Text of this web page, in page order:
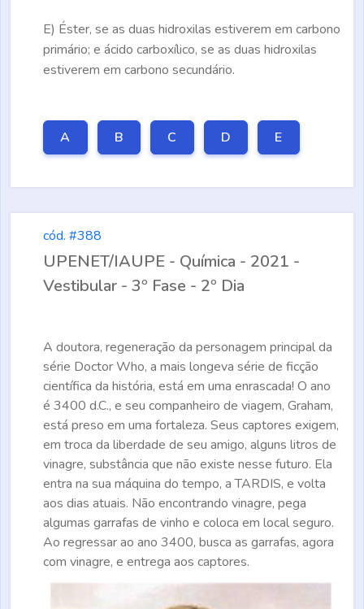
E) Éster, se as duas hidroxilas estiverem em carbono
primário; e ácido carboxílico, se as duas hidroxilas
estiverem em carbono secundário.
A B C D E
cód. #388
UPENET/IAUPE - Química - 2021 -
Vestibular - 3º Fase - 2º Dia
A doutora, regeneração da personagem principal da
série Doctor Who, a mais longeva série de ficção
científica da história, está em uma enrascada! O ano
é 3400 d.C., e seu companheiro de viagem, Graham,
está preso em uma fortaleza. Seus captores exigem,
em troca da liberdade de seu amigo, alguns litros de
vinagre, substância que não existe nesse futuro. Ela
entra na sua máquina do tempo, a TARDIS, e volta
aos dias atuais. Não encontrando vinagre, pega
algumas garrafas de vinho e coloca em local seguro.
Ao regressar ao ano 3400, busca as garrafas, agora
com vinagre, e entrega aos captores.